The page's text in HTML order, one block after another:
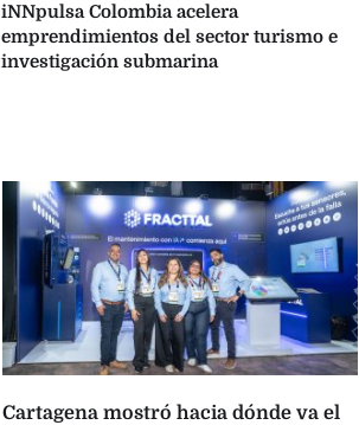
iNNpulsa Colombia acelera
emprendimientos del sector turismo e
investigación submarina
Cartagena mostró hacia dónde va el